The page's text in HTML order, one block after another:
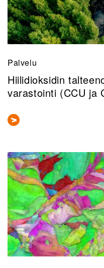
Palvelu
Hiilidioksidin
varastointi (CCU ja